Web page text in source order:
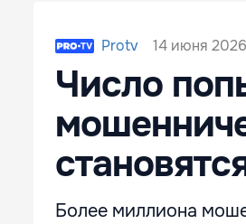
Protv 14 июня
Число
Более миллиона